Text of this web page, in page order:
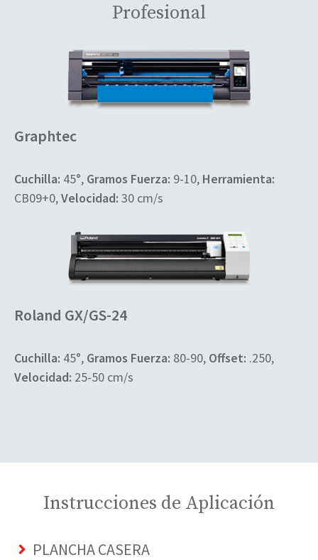
Profesional
Graphtec
Cuchilla: 45°, Gramos Fuerza: 9-10, Herramienta:
CB09+0,Velocidad: 30 cm/s
Roland GX/GS-24
Cuchilla: 45°, Gramos Fuerza: 80-90, Offset: .250,
Velocidad: 25-50 cm/s
Instrucciones de Aplicación
PLANCHA CASERA